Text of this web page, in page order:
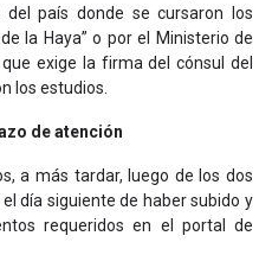
país donde se cursaron los
la Haya” o por el Ministerio de
exige la firma del cónsul del
los estudios.
de atención
a más tardar, luego de los dos
día siguiente de haber subido y
requeridos en el portal de